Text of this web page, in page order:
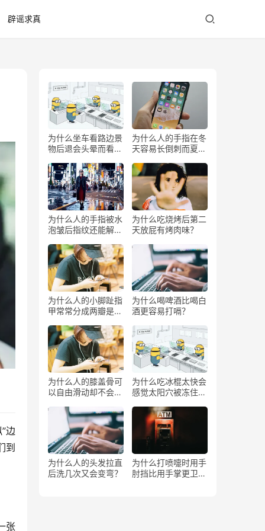
辟谣求真
边
到
张
为什么坐车看路边景
物后退会头晕而看前
为什么人的手指在冬
天容易长倒刺而夏天
为什么人的手指被水
泡皱后指纹还能解锁
为什么吃烧烤后第二
天放屁有烤肉味？
为什么人的小脚趾指
甲常常分成两瓣是返
为什么喝啤酒比喝白
酒更容易打嗝？
为什么人的膝盖骨可
以自由滑动却不会掉
为什么吃冰棍太快会
感觉太阳穴被冻住了
为什么人的头发拉直
后洗几次又会变弯？
为什么打喷嚏时用手
肘挡比用手掌更卫